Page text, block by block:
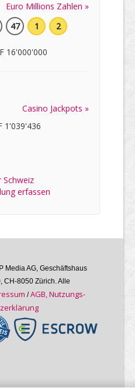
Euro Millions Zahlen »
47 1 2
16'000'000
Casino Jackpots »
1'039'436
Schweiz
erfassen
Media AG, Geschäftshaus
CH-8050 Zürich. Alle
/AGB, Nutzungs­